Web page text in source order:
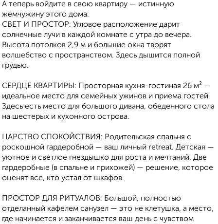
А теперь войдите в свою квартиру — истинную
жемчужину этого дома:
СВЕТ И ПРОСТОР: Угловое расположение дарит
солнечные лучи в каждой комнате с утра до вечера.
Высота потолков 2,9 м и большие окна творят
волшебство с пространством. Здесь дышится полной
грудью.
СЕРДЦЕ КВАРТИРЫ: Просторная кухня-гостиная 26 м² —
идеальное место для семейных ужинов и приема гостей.
Здесь есть место для большого дивана, обеденного стола
на шестерых и кухонного острова.
ЦАРСТВО СПОКОЙСТВИЯ: Родительская спальня с
роскошной гардеробной — ваш личный retreat. Детская —
уютное и светлое гнездышко для роста и мечтаний. Две
гардеробные (в спальне и прихожей) — решение, которое
оценят все, кто устал от шкафов.
ПРОСТОР ДЛЯ РИТУАЛОВ: Большой, полностью
отделанный кафелем санузел — это не клетушка, а место,
где начинается и заканчивается ваш день с чувством